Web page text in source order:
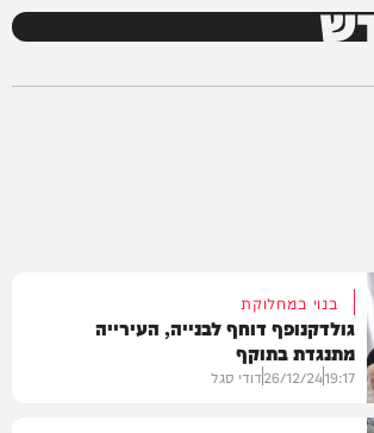
בנוי במחלוקת
גולדקנופף דוחף לבנייה, העירייה
מתנגדת בתוקף
19:17
26/12/24דודי סגל